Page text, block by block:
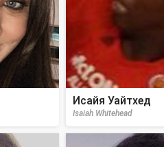
Исайя Уайтхед
Isaiah Whitehead